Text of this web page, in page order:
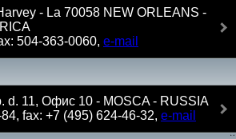
- La 70058 NEW ORLEANS -
504-363-0060, e-mail
d. 11, Офис 10 - MOSCA - RUSSIA
fax: +7 (495) 624-46-32, e-mail